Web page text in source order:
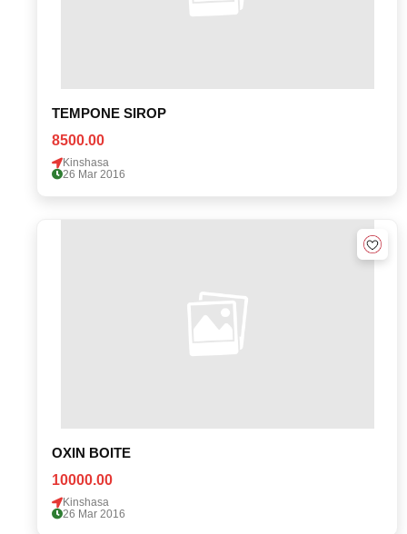
TEMPONE SIROP
8500.00
Kinshasa
26 Mar 2016
OXIN BOITE
10000.00
Kinshasa
26 Mar 2016